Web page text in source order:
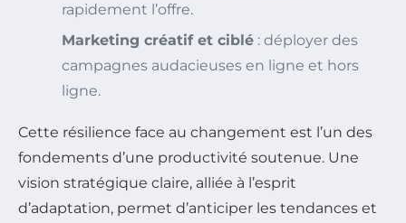
rapidement l’offre.
Marketing créatif et ciblé : déployer des
campagnes audacieuses en ligne et hors
ligne.
Cette résilience face au changement est l’un des
fondements d’une productivité soutenue. Une
vision stratégique claire, alliée à l’esprit
d’adaptation, permet d’anticiper les tendances et